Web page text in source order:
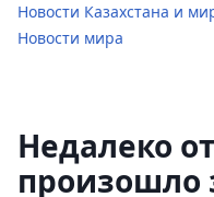
Новости Казахстана и
Новости мира
Недалеко
произошло